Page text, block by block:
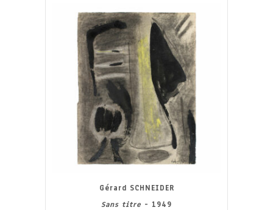
Gérard SCHNEIDER
Sans titre - 1949